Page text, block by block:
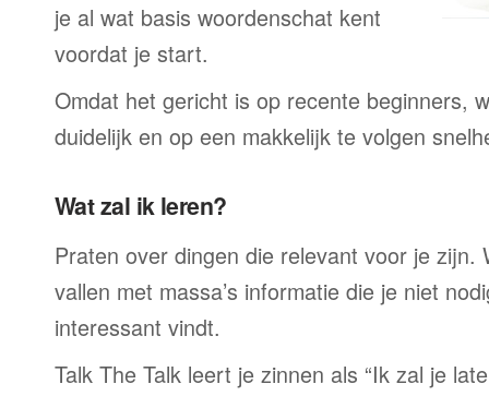
je al wat basis woordenschat kent
voordat je start.
Omdat het gericht is op recente beginners,
duidelijk en op een makkelijk te volgen
Wat zal ik leren?
Praten over dingen die relevant voor je zijn.
vallen met massa’s informatie die je niet
interessant vindt.
Talk The Talk leert je zinnen als “Ik zal je